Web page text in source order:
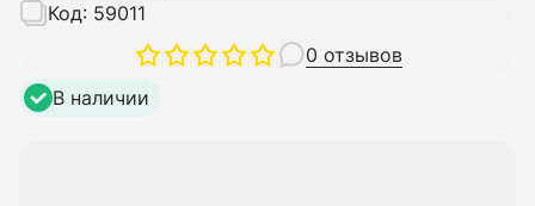
0 отзывов
Код: 59011
В наличии